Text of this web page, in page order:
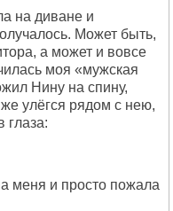
на диване и
Может быть,
а может и вовсе
моя «мужская
Нину на спину,
улёгся рядом с нею,
глаза:
меня и просто пожала